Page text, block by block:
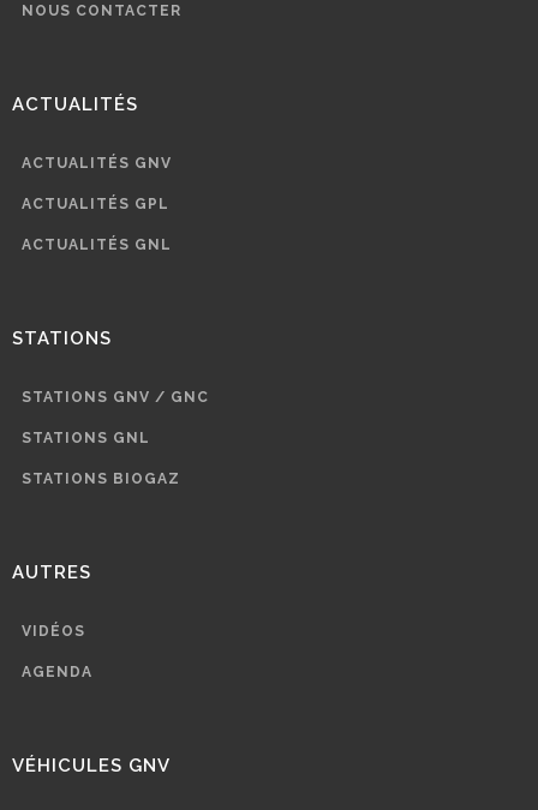
NOUS CONTACTER
ACTUALITÉS
ACTUALITÉS GNV
ACTUALITÉS GPL
ACTUALITÉS GNL
STATIONS
STATIONS GNV / GNC
STATIONS GNL
STATIONS BIOGAZ
AUTRES
VIDÉOS
AGENDA
VÉHICULES GNV